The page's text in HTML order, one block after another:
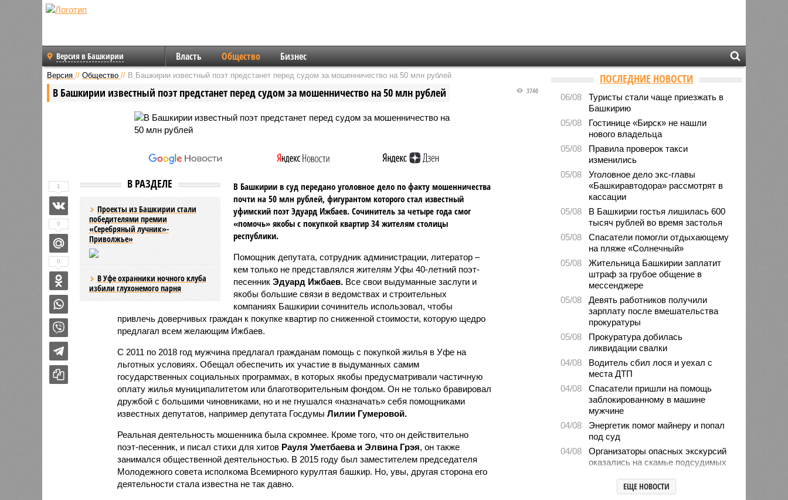
Версия в Башкирии Власть Общество Бизнес
Версия // Общество // В Башкирии известный поэт предстанет перед судом за мошенничество на 50 млн рублей
В Башкирии известный поэт предстанет перед судом за мошенничество на 50 млн рублей 3740
В РАЗДЕЛЕ
Проекты из Башкирии стали
победителями премии
«Серебряный лучник»-
Приволжье»
В Уфе охранники ночного клуба
избили глухонемого парня
В Башкирии в суд передано уголовное дело по факту мошенничества
почти на 50 млн рублей, фигурантом которого стал известный
уфимский поэт Эдуард Ижбаев. Сочинитель за четыре года смог
«помочь» якобы с покупкой квартир 34 жителям столицы
республики.
Помощник депутата, сотрудник администрации, литератор –
кем только не представлялся жителям Уфы 40-летний поэт-
песенник Эдуард Ижбаев.Все свои выдуманные заслуги и
якобы большие связи в ведомствах и строительных
компаниях Башкирии сочинитель использовал, чтобы
привлечь доверчивых граждан к покупке квартир по сниженной стоимости, которую щедро
предлагал всем желающим Ижбаев.
С 2011 по 2018 год мужчина предлагал гражданам помощь с покупкой жилья в Уфе на
льготных условиях. Обещал обеспечить их участие в выдуманных самим
государственных социальных программах, в которых якобы предусматривали частичную
оплату жилья муниципалитетом или благотворительным фондом. Он не только бравировал
дружбой с большими чиновниками, но и не гнушался «назначать» себя помощниками
известных депутатов, например депутата Госдумы Лилии Гумеровой.
Реальная деятельность мошенника была скромнее. Кроме того, что он действительно
поэт-песенник, и писал стихи для хитов Рауля Уметбаева и Элвина Грэя, он также
занимался общественной деятельностью. В 2015 году был заместителем председателя
Молодежного совета исполкома Всемирного курултая башкир. Но, увы, другая сторона его
деятельности стала известна не так давно.
1
0
0
ПОСЛЕДНИЕ НОВОСТИ
06/08
Туристы стали чаще приезжать в
Башкирию
05/08
Гостинице «Бирск» не нашли
нового владельца
05/08
Правила проверок такси
изменились
05/08
Уголовное дело экс-главы
«Башкиравтодора» рассмотрят в
кассации
05/08
В Башкирии гостья лишилась 600
тысяч рублей во время застолья
05/08
Спасатели помогли отдыхающему
на пляже «Солнечный»
05/08
Жительница Башкирии заплатит
штраф за грубое общение в
мессенджере
05/08
Девять работников получили
зарплату после вмешательства
прокуратуры
05/08
Прокуратура добилась
ликвидации свалки
04/08
Водитель сбил лося и уехал с
места ДТП
04/08
Спасатели пришли на помощь
заблокированному в машине
мужчине
04/08
Энергетик помог майнеру и попал
под суд
04/08
Организаторы опасных экскурсий
оказались на скамье подсудимых
Башкирия нарастила импорт
овощей и фруктов
ЕЩЕ НОВОСТИ